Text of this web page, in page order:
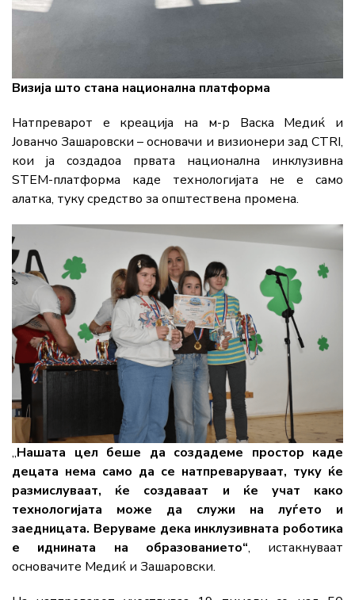
Визија што стана национална платформа
Натпреварот е креација на м-р Васка Медиќ и
Јованчо Зашаровски – основачи и визионери зад CTRI,
кои ја создадоа првата национална инклузивна
STEM-платформа каде технологијата не е само
алатка, туку средство за општествена промена.
„Нашата цел беше да создадеме простор каде
децата нема само да се натпреваруваат, туку ќе
размислуваат, ќе создаваат и ќе учат како
технологијата може да служи на луѓето и
заедницата. Веруваме дека инклузивната роботика
е иднината на образованието“, истакнуваат
основачите Медиќ и Зашаровски.